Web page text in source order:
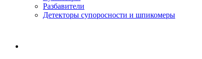
Разбавители
Детекторы супоросности и шпикомеры